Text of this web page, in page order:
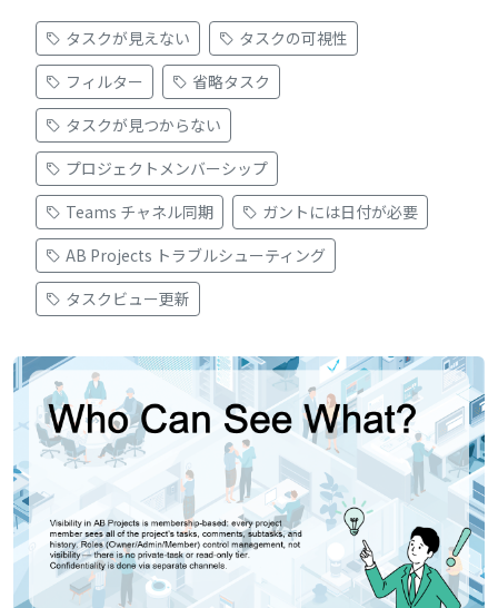
タスクが見えない
タスクの可視性
フィルター
省略タスク
タスクが見つからない
プロジェクトメンバーシップ
Teams チャネル同期
ガントには日付が必要
AB Projects トラブルシューティング
タスクビュー更新